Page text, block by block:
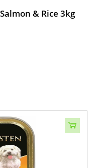
& Rice 3kg